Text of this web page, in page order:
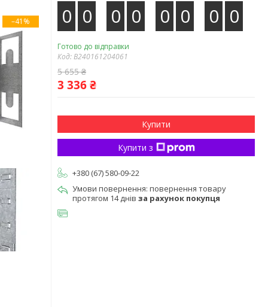
–41% 0 0 0 0 0 0 0 0
Готово до відправки
Код:B240161204061
5 655 ₴
3 336 ₴
Купити
Купити з
+380 (67) 580-09-22
повернення товару
протягом 14 днів за рахунок покупця